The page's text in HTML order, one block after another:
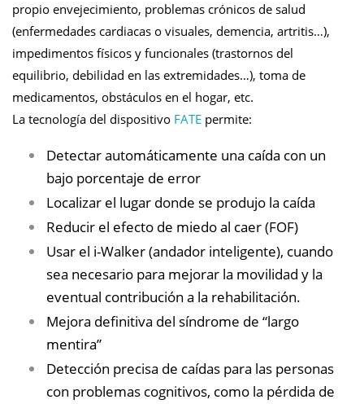
propio envejecimiento, problemas crónicos de salud
(enfermedades cardiacas o visuales, demencia, artritis…),
impedimentos físicos y funcionales (trastornos del
equilibrio, debilidad en las extremidades…), toma de
medicamentos, obstáculos en el hogar, etc.
La tecnología del dispositivo FATE permite:
Detectar automáticamente una caída con un
bajo porcentaje de error
Localizar el lugar donde se produjo la caída
Reducir el efecto de miedo al caer (FOF)
Usar el i-Walker (andador inteligente), cuando
sea necesario para mejorar la movilidad y la
eventual contribución a la rehabilitación.
Mejora definitiva del síndrome de “largo
mentira”
Detección precisa de caídas para las personas
con problemas cognitivos, como la pérdida de